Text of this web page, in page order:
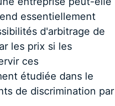
essentiellement
d'arbitrage de
les prix si les
ces
étudiée dans le
de discrimination par